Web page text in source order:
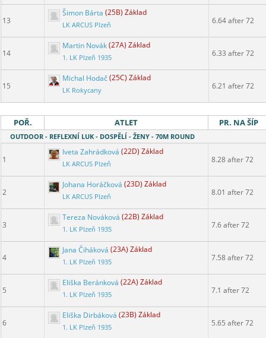
13
Šimon Bárta (25B) Základ
LK ARCUS Plzeň 6.64 after 72
14
Martin Novák(27A) Základ
1. LK Plzeň 1935 6.33 after 72
15
Michal Hodač(25C) Základ
LK Rokycany 6.21 after 72
POŘ. ATLET PR. NA ŠÍP
OUTDOOR - REFLEXNÍ LUK - DOSPĚLÍ - ŽENY - 70M ROUND
1
Iveta Zahrádková (22D) Základ
LK ARCUS Plzeň 8.28 after 72
2
Johana Horáčková (23D) Základ
LK ARCUS Plzeň 8.01 after 72
3
Tereza Nováková (22B) Základ
1. LK Plzeň 1935 7.6 after 72
4
Jana Čiháková (23A) Základ
1. LK Plzeň 1935 7.58 after 72
5
Eliška Beránková (22A) Základ
1. LK Plzeň 1935 7.1 after 72
6
Eliška Dirbáková (23B) Základ
1. LK Plzeň 1935 5.65 after 72